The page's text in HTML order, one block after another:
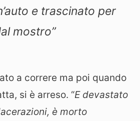
e trascinato per
mostro”
a correre ma poi quando
si è arreso. “E devastato
è morto